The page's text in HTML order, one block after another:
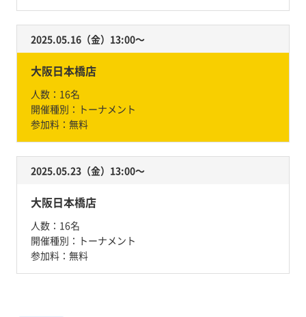
2025.05.16（金）13:00〜
大阪日本橋店
人数： 16名
開催種別： トーナメント
参加料： 無料
2025.05.23（金）13:00〜
大阪日本橋店
人数： 16名
開催種別： トーナメント
参加料： 無料